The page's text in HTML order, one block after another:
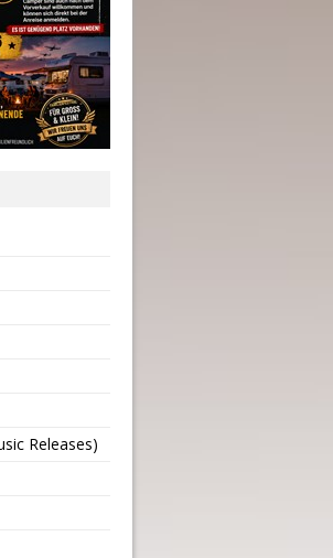
Releases)